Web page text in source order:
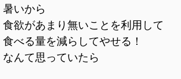
暑いから
食欲があまり無いことを利用して
食べる量を減らしてやせる！
なんて思っていたら